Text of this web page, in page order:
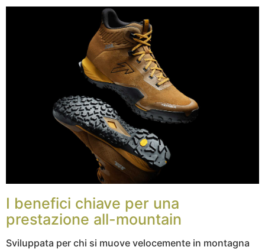
I benefici chiave per una
prestazione all-mountain
Sviluppata per chi si muove velocemente in montagna